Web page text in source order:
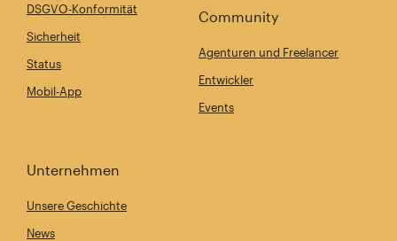
DSGVO-Konformität
Sicherheit
Status
Mobil-App
Community
Agenturen und Freelancer
Entwickler
Events
Unternehmen
Unsere Geschichte
News